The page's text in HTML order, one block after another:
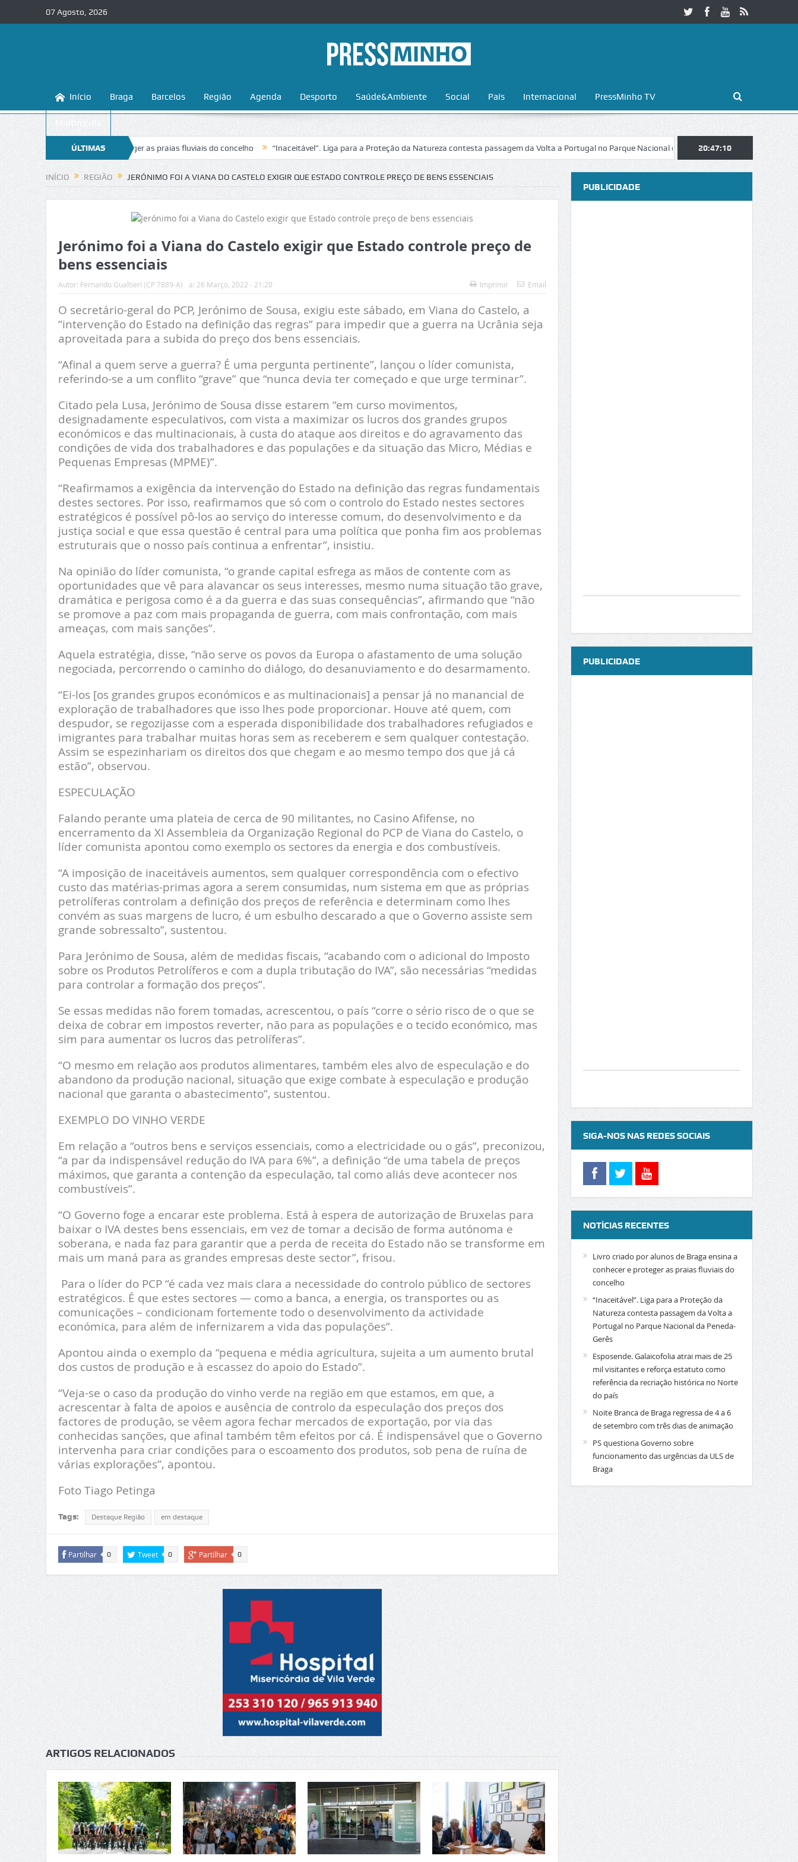
07 Agosto, 2026
Início Braga Barcelos Região Agenda Desporto Saúde&Ambiente Social País Internacional PressMinho TV
Multimédia
ÚLTIMAS
NOTÍCIAS
a conhecer e proteger as praias fluviais do concelho “Inaceitável”. Liga para a Proteção da Natureza contesta passagem da Volta a Portugal no Parque Nacional da Peneda-Gerês Esposende.
20:47:11
INÍCIO REGIÃO JERÓNIMO FOI A VIANA DO CASTELO EXIGIR QUE ESTADO CONTROLE PREÇO DE BENS ESSENCIAIS
Jerónimo foi a Viana do Castelo exigir que Estado controle preço de
bens essenciais
Autor: Fernando Gualtieri (CP 7889-A) a: 26 Março, 2022 - 21:20 Imprimir Email
O secretário-geral do PCP, Jerónimo de Sousa, exigiu este sábado, em Viana do Castelo, a
“intervenção do Estado na definição das regras” para impedir que a guerra na Ucrânia seja
aproveitada para a subida do preço dos bens essenciais.
“Afinal a quem serve a guerra? É uma pergunta pertinente”, lançou o líder comunista,
referindo-se a um conflito “grave” que “nunca devia ter começado e que urge terminar”.
Citado pela Lusa, Jerónimo de Sousa disse estarem “em curso movimentos,
designadamente especulativos, com vista a maximizar os lucros dos grandes grupos
económicos e das multinacionais, à custa do ataque aos direitos e do agravamento das
condições de vida dos trabalhadores e das populações e da situação das Micro, Médias e
Pequenas Empresas (MPME)”.
“Reafirmamos a exigência da intervenção do Estado na definição das regras fundamentais
destes sectores. Por isso, reafirmamos que só com o controlo do Estado nestes sectores
estratégicos é possível pô-los ao serviço do interesse comum, do desenvolvimento e da
justiça social e que essa questão é central para uma política que ponha fim aos problemas
estruturais que o nosso país continua a enfrentar”, insistiu.
Na opinião do líder comunista, “o grande capital esfrega as mãos de contente com as
oportunidades que vê para alavancar os seus interesses, mesmo numa situação tão grave,
dramática e perigosa como é a da guerra e das suas consequências”, afirmando que “não
se promove a paz com mais propaganda de guerra, com mais confrontação, com mais
ameaças, com mais sanções”.
Aquela estratégia, disse, “não serve os povos da Europa o afastamento de uma solução
negociada, percorrendo o caminho do diálogo, do desanuviamento e do desarmamento.
“Ei-los [os grandes grupos económicos e as multinacionais] a pensar já no manancial de
exploração de trabalhadores que isso lhes pode proporcionar. Houve até quem, com
despudor, se regozijasse com a esperada disponibilidade dos trabalhadores refugiados e
imigrantes para trabalhar muitas horas sem as receberem e sem qualquer contestação.
Assim se espezinhariam os direitos dos que chegam e ao mesmo tempo dos que já cá
estão”, observou.
ESPECULAÇÃO
Falando perante uma plateia de cerca de 90 militantes, no Casino Afifense, no
encerramento da XI Assembleia da Organização Regional do PCP de Viana do Castelo, o
líder comunista apontou como exemplo os sectores da energia e dos combustíveis.
“A imposição de inaceitáveis aumentos, sem qualquer correspondência com o efectivo
custo das matérias-primas agora a serem consumidas, num sistema em que as próprias
petrolíferas controlam a definição dos preços de referência e determinam como lhes
convém as suas margens de lucro, é um esbulho descarado a que o Governo assiste sem
grande sobressalto”, sustentou.
Para Jerónimo de Sousa, além de medidas fiscais, “acabando com o adicional do Imposto
sobre os Produtos Petrolíferos e com a dupla tributação do IVA”, são necessárias “medidas
para controlar a formação dos preços”.
Se essas medidas não forem tomadas, acrescentou, o país “corre o sério risco de o que se
deixa de cobrar em impostos reverter, não para as populações e o tecido económico, mas
sim para aumentar os lucros das petrolíferas”.
“O mesmo em relação aos produtos alimentares, também eles alvo de especulação e do
abandono da produção nacional, situação que exige combate à especulação e produção
nacional que garanta o abastecimento”, sustentou.
EXEMPLO DO VINHO VERDE
Em relação a “outros bens e serviços essenciais, como a electricidade ou o gás”, preconizou,
“a par da indispensável redução do IVA para 6%”, a definição “de uma tabela de preços
máximos, que garanta a contenção da especulação, tal como aliás deve acontecer nos
combustíveis”.
“O Governo foge a encarar este problema. Está à espera de autorização de Bruxelas para
baixar o IVA destes bens essenciais, em vez de tomar a decisão de forma autónoma e
soberana, e nada faz para garantir que a perda de receita do Estado não se transforme em
mais um maná para as grandes empresas deste sector”, frisou.
Para o líder do PCP “é cada vez mais clara a necessidade do controlo público de sectores
estratégicos. É que estes sectores — como a banca, a energia, os transportes ou as
comunicações – condicionam fortemente todo o desenvolvimento da actividade
económica, para além de infernizarem a vida das populações”.
Apontou ainda o exemplo da “pequena e média agricultura, sujeita a um aumento brutal
dos custos de produção e à escassez do apoio do Estado”.
“Veja-se o caso da produção do vinho verde na região em que estamos, em que, a
acrescentar à falta de apoios e ausência de controlo da especulação dos preços dos
factores de produção, se vêem agora fechar mercados de exportação, por via das
conhecidas sanções, que afinal também têm efeitos por cá. É indispensável que o Governo
intervenha para criar condições para o escoamento dos produtos, sob pena de ruína de
várias explorações”, apontou.
Foto Tiago Petinga
Tags: Destaque Região em destaque
Partilhar 0 Tweet 0 Partilhar 0
ARTIGOS RELACIONADOS
PUBLICIDADE
PUBLICIDADE
SIGA-NOS NAS REDES SOCIAIS
NOTÍCIAS RECENTES
Livro criado por alunos de Braga ensina a
conhecer e proteger as praias fluviais do
concelho
“Inaceitável”. Liga para a Proteção da
Natureza contesta passagem da Volta a
Portugal no Parque Nacional da Peneda-
Gerês
Esposende. Galaicofolia atrai mais de 25
mil visitantes e reforça estatuto como
referência da recriação histórica no Norte
do país
Noite Branca de Braga regressa de 4 a 6
de setembro com três dias de animação
PS questiona Governo sobre
funcionamento das urgências da ULS de
Braga